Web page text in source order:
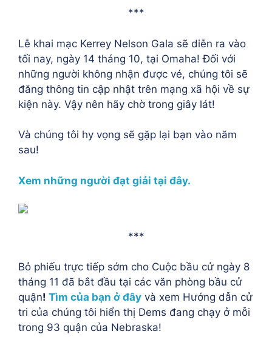
***
Lễ khai mạc Kerrey Nelson Gala sẽ diễn ra vào
tối nay, ngày 14 tháng 10, tại Omaha! Đối với
những người không nhận được vé, chúng tôi sẽ
đăng thông tin cập nhật trên mạng xã hội về sự
kiện này. Vậy nên hãy chờ trong giây lát!
Và chúng tôi hy vọng sẽ gặp lại bạn vào năm
sau!
Xem những người đạt giải tại đây.
***
Bỏ phiếu trực tiếp sớm cho Cuộc bầu cử ngày 8
tháng 11 đã bắt đầu tại các văn phòng bầu cử
quận! Tìm của bạn ở đây và xem Hướng dẫn cử
tri của chúng tôi hiển thị Dems đang chạy ở mỗi
trong 93 quận của Nebraska!